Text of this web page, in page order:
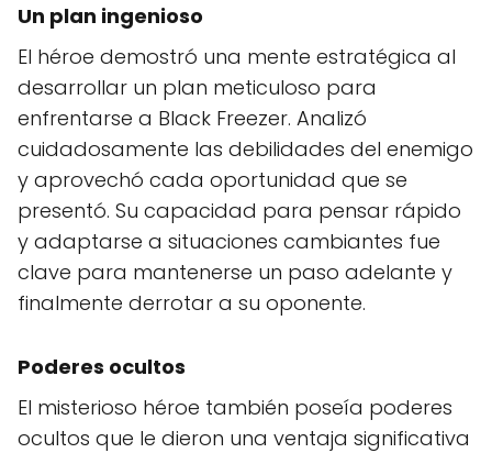
Un plan ingenioso
El héroe demostró una mente estratégica al
desarrollar un plan meticuloso para
enfrentarse a Black Freezer. Analizó
cuidadosamente las debilidades del enemigo
y aprovechó cada oportunidad que se
presentó. Su capacidad para pensar rápido
y adaptarse a situaciones cambiantes fue
clave para mantenerse un paso adelante y
finalmente derrotar a su oponente.
Poderes ocultos
El misterioso héroe también poseía poderes
ocultos que le dieron una ventaja significativa